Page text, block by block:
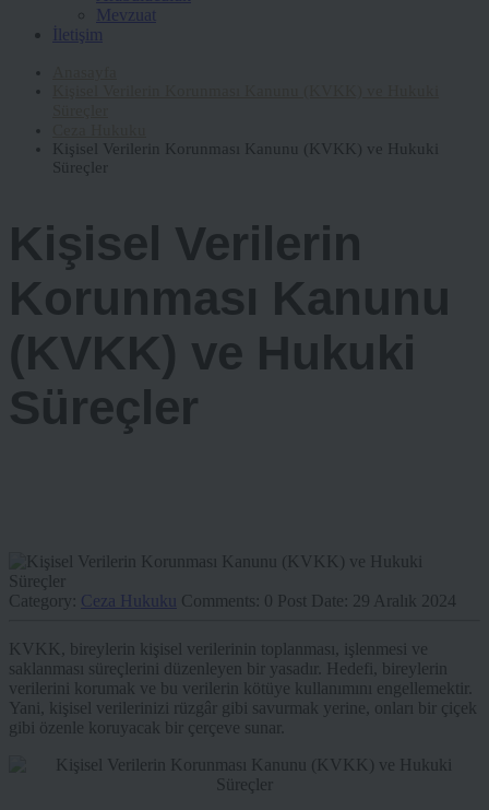
Mevzuat
İletişim
Kişisel Verilerin Korunması Kanunu (KVKK) ve Hukuki
Süreçler
Kişisel Verilerin
Korunması Kanunu
(KVKK) ve Hukuki
Süreçler
Category: Ceza Hukuku Comments: 0 Post Date: 29 Aralık 2024
KVKK, bireylerin kişisel verilerinin toplanması, işlenmesi ve
saklanması süreçlerini düzenleyen bir yasadır. Hedefi, bireylerin
verilerini korumak ve bu verilerin kötüye kullanımını engellemektir.
Yani, kişisel verilerinizi rüzgâr gibi savurmak yerine, onları bir çiçek
gibi özenle koruyacak bir çerçeve sunar.